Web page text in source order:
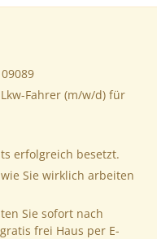
Fahrer (m/w/d) für
erfolgreich besetzt.
wie Sie wirklich arbeiten
Sie sofort nach
frei Haus per E-